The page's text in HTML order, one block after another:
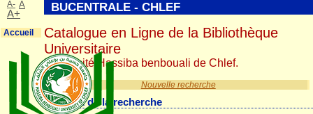
Nouvelle recherche
Résultat de la recherche
BUCENTRALE - CHLEF
Catalogue en Ligne de la Bibliothèque
Universitaire
Université Hassiba benbouali de Chlef.
A- A
A+
Accueil